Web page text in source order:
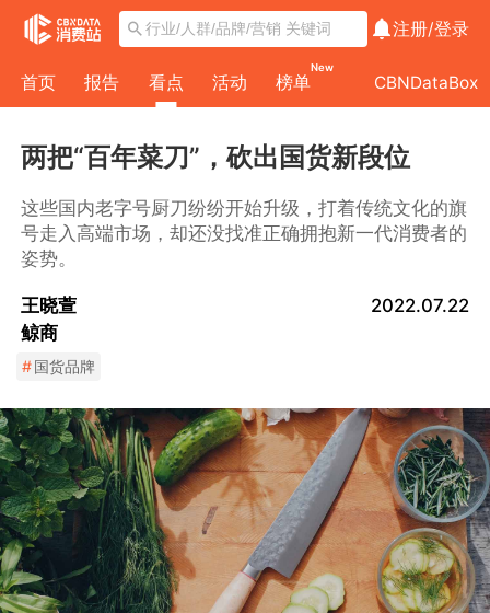
注册/登录
首页 报告 看点 活动 榜单
New
CBNDataBox
两把“百年菜刀”，砍出国货新段位
这些国内老字号厨刀纷纷开始升级，打着传统文化的旗
号走入高端市场，却还没找准正确拥抱新一代消费者的
姿势。
王晓萱
鲸商
2022.07.22
#国货品牌